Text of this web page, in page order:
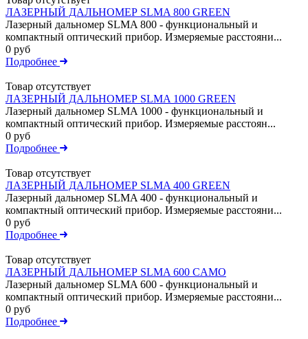
ЛАЗЕРНЫЙ ДАЛЬНОМЕР SLMA 800 GREEN
Лазерный дальномер SLMA 800 - функциональный и
компактный оптический прибор. Измеряемые расстояни...
0 руб
Подробнее
Товар отсутствует
ЛАЗЕРНЫЙ ДАЛЬНОМЕР SLMA 1000 GREEN
Лазерный дальномер SLMA 1000 - функциональный и
компактный оптический прибор. Измеряемые расстоян...
0 руб
Подробнее
Товар отсутствует
ЛАЗЕРНЫЙ ДАЛЬНОМЕР SLMA 400 GREEN
Лазерный дальномер SLMA 400 - функциональный и
компактный оптический прибор. Измеряемые расстояни...
0 руб
Подробнее
Товар отсутствует
ЛАЗЕРНЫЙ ДАЛЬНОМЕР SLMA 600 CAMO
Лазерный дальномер SLMA 600 - функциональный и
компактный оптический прибор. Измеряемые расстояни...
0 руб
Подробнее